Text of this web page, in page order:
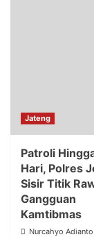
Jateng
Patroli
Hari, Polres
Sisir Titik
Gangguan
Kamtibmas
Nurcahyo Adianto